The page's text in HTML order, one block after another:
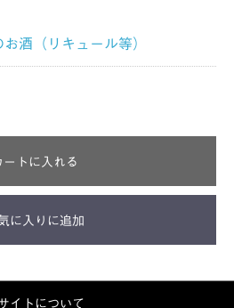
お酒（リキュール等）
ートに入れる
に入りに追加
イトについて